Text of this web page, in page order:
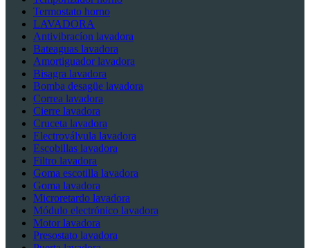
Termostato horno
LAVADORA
Antivibracíon lavadora
Bateaguas lavadora
Amortiguador lavadora
Bisagra lavadora
Bomba desagüe lavadora
Correa lavadora
Cierre lavadora
Cruceta lavadora
Electroválvula lavadora
Escobillas lavadora
Filtro lavadora
Goma escotilla lavadora
Goma lavadora
Microretardo lavadora
Módulo electrónico lavadora
Motor lavadora
Presostato lavadora